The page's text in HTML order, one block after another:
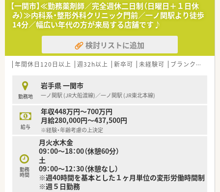
【一関市】≪勤務薬剤師／完全週休二日制（日曜日＋１日休
み）≫内科系・整形外科クリニック門前／一ノ関駅より徒歩
14分／幅広い年代の方が来局する店舗です♪
検討リストに追加
年間休日120日以上 週32h以上 新卒可 未経験可 ブランク可
勤務地
岩手県 一関市
一ノ関駅 (JR大船渡線)／一ノ関駅 (JR東北本線)
給与
年収448万円～700万円
月給280,000円～437,500円
※経験・年齢考慮の上決定
勤務
時間
月火水木金
09：00～18：00（休憩60分）
土
09：00～12：30（休憩なし）
※週40時間を基本とした１ヶ月単位の変形労働時間制
※週５日勤務